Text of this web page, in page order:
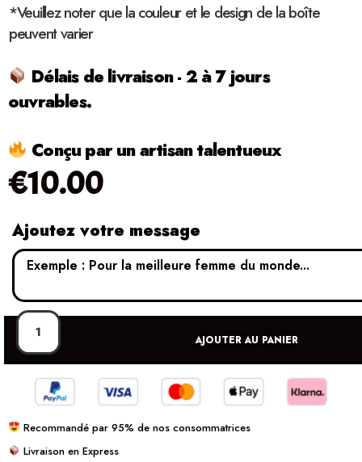
*Veuillez noter que la couleur et le design de la boîte
peuvent varier
Délais de livraison - 2 à 7 jours
ouvrables.
Conçu par un artisan talentueux
€10.00
Ajoutez votre message
AJOUTER AU PANIER
Recommandé par 95% de nos consommatrices
Livraison en Express